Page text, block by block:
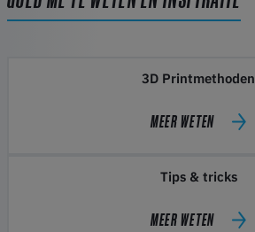
3D Printmethoden
MEER WETEN
Tips & tricks
MEER WETEN